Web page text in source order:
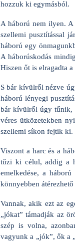
hozzuk ki egymásból.
A háború nem ilyen.
szellemi pusztítással
háború egy
A háborúskodás
Hiszen őt is elragadta
S bár kívülről nézve
háború lényegi
bár kívülről úgy tűnik,
véres ütközetekben
szellemi síkon fejtik ki.
Viszont a harc és a
tűzi ki célul, addig a
emelkedése, a
könnyebben
Vannak, akik ezt az
„jókat” támadják az
szép is volna,
vagyunk a „jók”, ők a